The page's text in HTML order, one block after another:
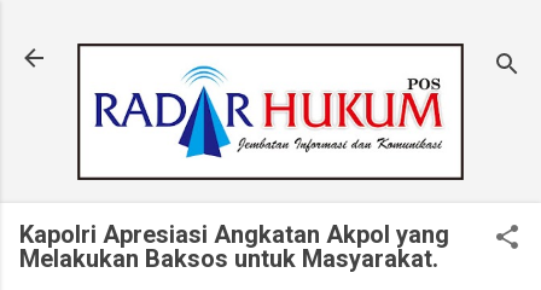
Kapolri Apresiasi Angkatan Akpol yang
Melakukan Baksos untuk Masyarakat.